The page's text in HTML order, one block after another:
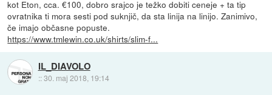
kot Eton, cca. €100, dobro srajco je težko dobiti ceneje + ta tip
ovratnika ti mora sesti pod suknjič, da sta linija na linijo. Zanimivo,
če imajo občasne popuste.
https://www.tmlewin.co.uk/shirts/slim-f...
IL_DIAVOLO
::30. maj 2018, 19:14